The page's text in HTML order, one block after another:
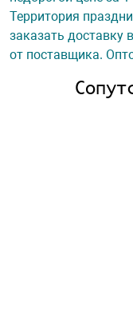
Территория
заказать доставку
от поставщика.